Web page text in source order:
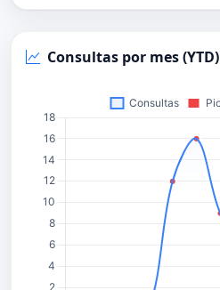
Consultas por mes (YTD)